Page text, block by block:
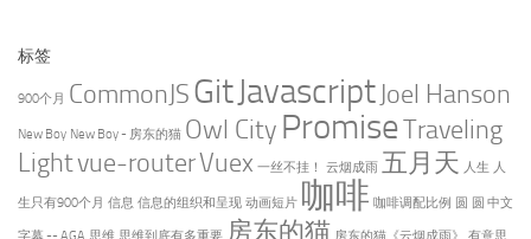
标签
900个月 CommonJSGitJavascript Joel Hanson
New Boy New Boy - 房东的猫 Owl City PromiseTraveling
Lightvue-routerVuex 一丝不挂！ 云烟成雨 五月天 人生 人
生只有900个月 信息 信息的组织和呈现 动画短片 咖啡 咖啡调配比例 圆 圆 中文
房东的猫